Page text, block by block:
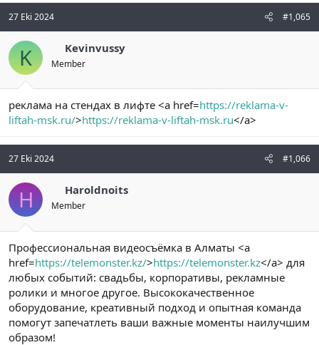
27 Eki 2024 #1,065
K Kevinvussy
Member
реклама на стендах в лифте <a href=https://reklama-v-
liftah-msk.ru/>https://reklama-v-liftah-msk.ru</a>
27 Eki 2024 #1,066
H Haroldnoits
Member
Профессиональная видеосъёмка в Алматы <a
href=https://telemonster.kz/>https://telemonster.kz</a> для
любых событий: свадьбы, корпоративы, рекламные
ролики и многое другое. Высококачественное
оборудование, креативный подход и опытная команда
помогут запечатлеть ваши важные моменты наилучшим
образом!